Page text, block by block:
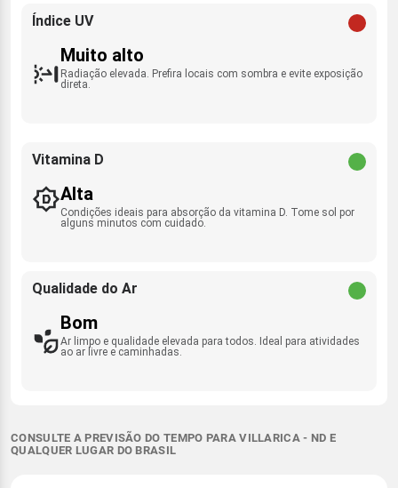
Índice UV
Muito alto
Radiação elevada. Prefira locais com sombra e evite exposição
direta.
Vitamina D
Alta
Condições ideais para absorção da vitamina D. Tome sol por
alguns minutos com cuidado.
Qualidade do Ar
Bom
Ar limpo e qualidade elevada para todos. Ideal para atividades
ao ar livre e caminhadas.
CONSULTE A PREVISÃO DO TEMPO PARA VILLARICA - ND E
QUALQUER LUGAR DO BRASIL